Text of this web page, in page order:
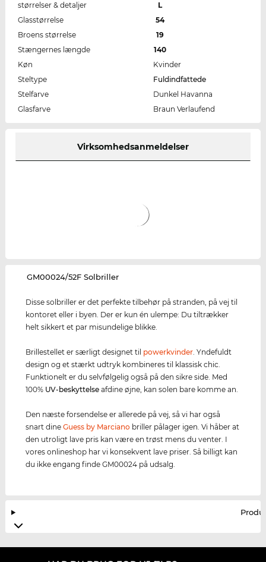
størrelser & detaljer
L
Glasstørrelse
54
Broens størrelse
19
Stængernes længde
140
Køn
Kvinder
Steltype
Fuldindfattede
Stelfarve
Dunkel Havanna
Glasfarve
Braun Verlaufend
Virksomhedsanmeldelser
‌GM00024/52F Solbriller
Disse solbriller er det perfekte tilbehør på stranden, på vej til
kontoret eller i byen. Der er kun én ulempe: Du tiltrækker
helt sikkert et par misundelige blikke.
Brillestellet er særligt designet til powerkvinder. Yndefuldt
design og et stærkt udtryk kombineres til klassisk chic.
Funktionelt er du selvfølgelig også på den sikre side. Med
100% UV-beskyttelse afdine øjne, kan solen bare komme an.
Den næste forsendelse er allerede på vej, så vi har også
snart dineGuess by Marciano briller pålager igen. Vi håber at
den utroligt lave pris kan være en trøst mens du venter. I
vores onlineshop har vi konsekvent lave priser. Så billigt kan
du ikke engang finde GM00024 på udsalg.